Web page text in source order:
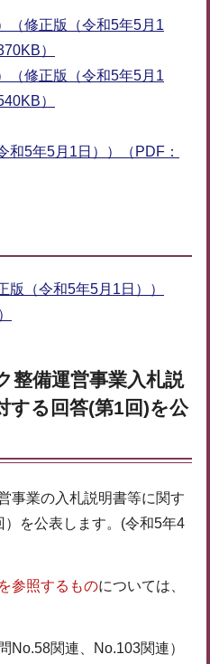
（修正版（令和5年5月1
）
（修正版（令和5年5月1
）
和5年5月1日））（PDF：
版（令和5年5月1日））
整備運営事業入札説
する回答(第1回)を公
事業の入札説明書等に関す
を公表します。(令和5年4
参照するものについては、
No.58関連、No.103関連）